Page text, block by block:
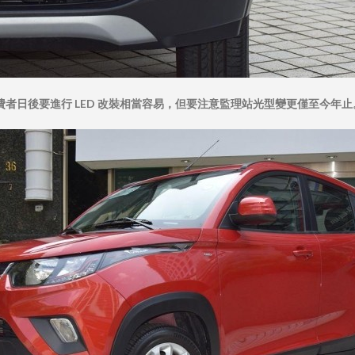
者日後要進行 LED 改裝相當容易，但要注意監理站光型變更僅至今年止